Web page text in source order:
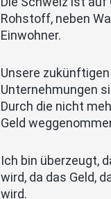
Rohstoff, neben
Einwohner.
Unsere
Unternehmungen
Durch die nicht
Geld
Ich bin überzeugt,
wird, da das Geld,
wird.